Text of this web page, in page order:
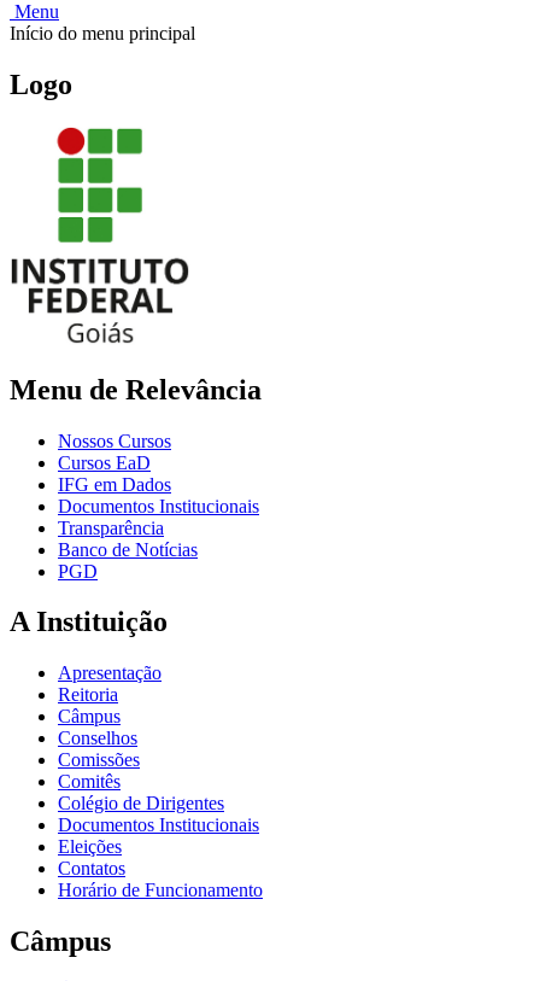
Menu
Início do menu principal
Logo
Menu de Relevância
Nossos Cursos
Cursos EaD
IFG em Dados
Documentos Institucionais
Transparência
Banco de Notícias
PGD
A Instituição
Apresentação
Reitoria
Câmpus
Conselhos
Comissões
Comitês
Colégio de Dirigentes
Documentos Institucionais
Eleições
Contatos
Horário de Funcionamento
Câmpus